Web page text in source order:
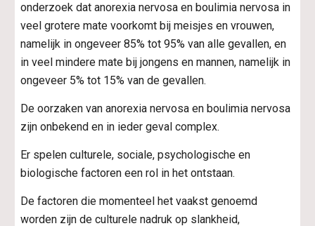
onderzoek dat anorexia nervosa en boulimia nervosa in
veel grotere mate voorkomt bij meisjes en vrouwen,
namelijk in ongeveer 85% tot 95% van alle gevallen, en
in veel mindere mate bij jongens en mannen, namelijk in
ongeveer 5% tot 15% van de gevallen.
De oorzaken van anorexia nervosa en boulimia nervosa
zijn onbekend en in ieder geval complex.
Er spelen culturele, sociale, psychologische en
biologische factoren een rol in het ontstaan.
De factoren die momenteel het vaakst genoemd
worden zijn de culturele nadruk op slankheid,